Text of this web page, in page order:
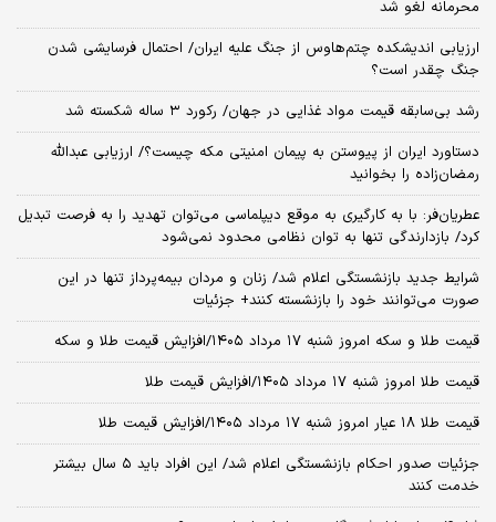
محرمانه لغو شد
ارزیابی اندیشکده چتم‌هاوس از جنگ علیه ایران/ احتمال فرسایشی شدن
جنگ چقدر است؟
رشد بی‌سابقه قیمت مواد غذایی در جهان/ رکورد ۳ ساله شکسته شد
دستاورد ایران از پیوستن به پیمان امنیتی مکه چیست؟/ ارزیابی عبدالله
رمضان‌زاده را بخوانید
عطریان‌فر: با به کارگیری به موقع دیپلماسی می‌توان تهدید را به فرصت تبدیل
کرد/ بازدارندگی تنها به توان نظامی محدود نمی‌شود
شرایط جدید بازنشستگی اعلام شد/ زنان و مردان بیمه‌پرداز تنها در این
صورت می‌توانند خود را بازنشسته کنند+ جزئیات
قیمت طلا و سکه امروز شنبه ۱۷ مرداد ۱۴۰۵/افزایش قیمت طلا و سکه
قیمت طلا امروز شنبه ۱۷ مرداد ۱۴۰۵/افزایش قیمت طلا
قیمت طلا ۱۸ عیار امروز شنبه ۱۷ مرداد ۱۴۰۵/افزایش قیمت طلا
جزئیات صدور احکام بازنشستگی اعلام شد/ این افراد باید ۵ سال بیشتر
خدمت کنند